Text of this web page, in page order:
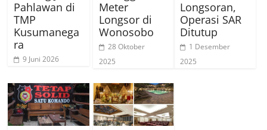
Pahlawan di
TMP
Kusumanega
ra
9 Juni 2026
Meter
Longsor di
Wonosobo
28 Oktober
2025
Longsoran,
Operasi SAR
Ditutup
1 Desember
2025